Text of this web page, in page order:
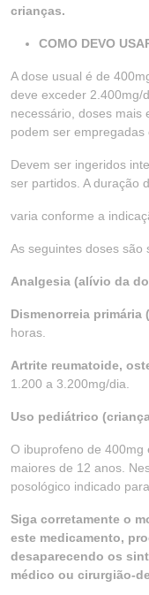
crianças.
COMO DEVO
A dose usual é de
deve exceder 2.400mg/
necessário, doses mais
podem ser empregadas
Devem ser ingeridos
ser partidos. A duração
varia conforme a
As seguintes doses são
Analgesia (alívio da
Dismenorreia primária
horas.
Artrite reumatoide,
1.200 a 3.200mg/dia.
Uso pediátrico
O ibuprofeno de 400mg
maiores de 12 anos.
posológico indicado
Siga corretamente o
este medicamento,
desaparecendo os
médico ou cirurgião-